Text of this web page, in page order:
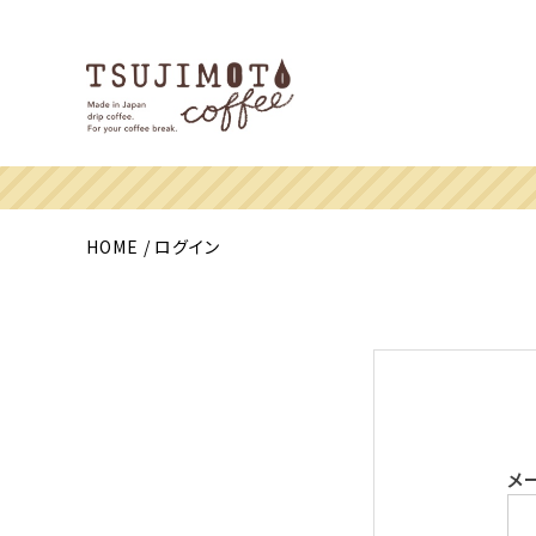
HOME ログイン
メ